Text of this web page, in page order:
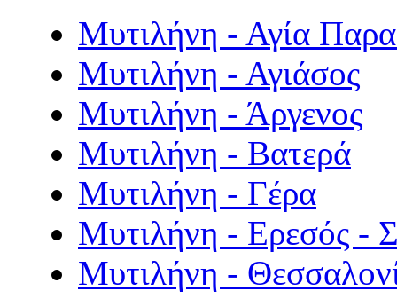
Μυτιλήνη - Αγία
Μυτιλήνη - Αγιάσος
Μυτιλήνη - Άργενος
Μυτιλήνη - Βατερά
Μυτιλήνη - Γέρα
Μυτιλήνη - Ερεσός -
Μυτιλήνη -